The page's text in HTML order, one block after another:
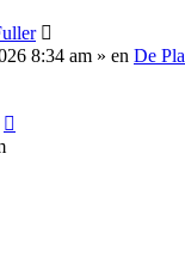
8:34 am » en De